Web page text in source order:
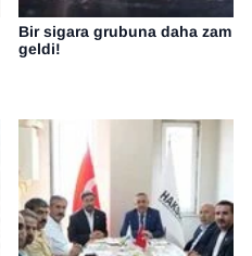
Bir sigara grubuna daha zam
geldi!